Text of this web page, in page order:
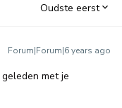
Oudste eerst
Forum|Forum|6 years ago
met je